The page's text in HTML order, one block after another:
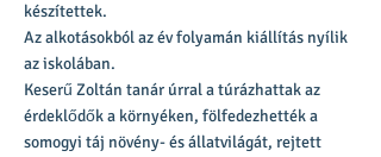
készítettek.
Az alkotásokból az év folyamán kiállítás nyílik
az iskolában.
Keserű Zoltán tanár úrral a túrázhattak az
érdeklődők a környéken, fölfedezhették a
somogyi táj növény- és állatvilágát, rejtett